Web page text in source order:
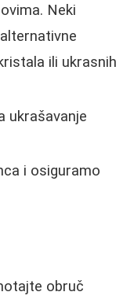
Neki
ili ukrasnih
ukrašavanje
i osiguramo
obruč